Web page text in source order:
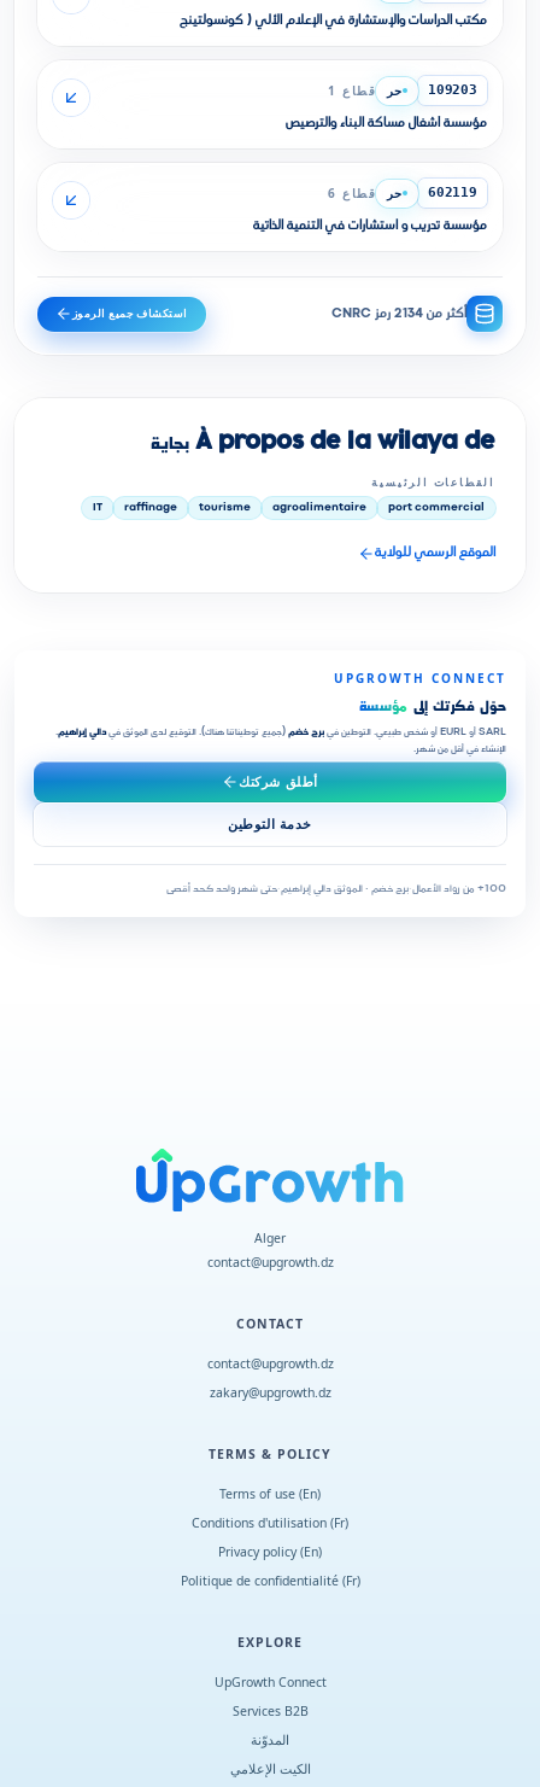
مكتب الدراسات والإستشارة في الإعلام الألي ( كونسولتينج
109203 حر قطاع 1
مؤسسة أشغال مساكة البناء والترصيص
602119 حر قطاع 6
مؤسسة تدريب و استشارات في التنمية الذاتية
أكثر من 2134 رمز CNRC استكشاف جميع الرموز
À propos de la wilaya de بجاية
القطاعات الرئيسية
port commercial
agroalimentaire
tourisme
raffinage
IT
الموقع الرسمي للولاية
UPGROWTH CONNECT
حوّل فكرتك إلى مؤسسة
SARL أو EURL أو شخص طبيعي. التوطين في برج خضم (جميع توطيناتنا هناك). التوقيع لدى الموثق فيدالي إبراهيم.
الإنشاء في أقل من شهر.
أطلق شركتك
خدمة التوطين
100+ من رواد الأعمال ·برج خضم · الموثق دالي إبراهيم·حتى شهر واحد كحد أقصى
Alger
contact@upgrowth.dz
CONTACT
contact@upgrowth.dz
zakary@upgrowth.dz
TERMS & POLICY
Terms of use (En)
Conditions d'utilisation (Fr)
Privacy policy (En)
Politique de confidentialité (Fr)
EXPLORE
UpGrowth Connect
Services B2B
المدوّنة
الكيت الإعلامي